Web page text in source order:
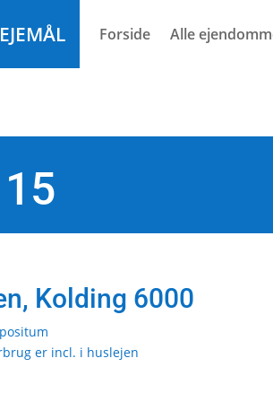
Forside Alle
Kolding 6000
er incl. i huslejen